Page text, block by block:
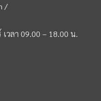
/
วลา 09.00 – 18.00 น.